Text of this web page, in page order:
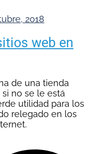
2018
web en
de una tienda
no se le está
utilidad para los
relegado en los